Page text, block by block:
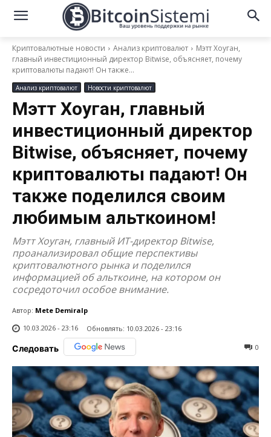
Криптовалютные новости Анализ криптовалют
Мэтт Хоуган,
главный инвестиционный директор Bitwise, объясняет, почему
криптовалюты падают! Он также...
Анализ криптовалют Новости криптовалют
Мэтт Хоуган, главный
инвестиционный директор
Bitwise, объясняет, почему
криптовалюты падают! Он
также поделился своим
любимым альткоином!
Мэтт Хоуган, главный ИТ-директор Bitwise,
проанализировал общие перспективы
криптовалютного рынка и поделился
информацией об альткоине, на котором он
сосредоточил особое внимание.
Автор: Mete Demiralp
10.03.2026 - 23:16
Обновлять: 10.03.2026 - 23:16
Следовать 0